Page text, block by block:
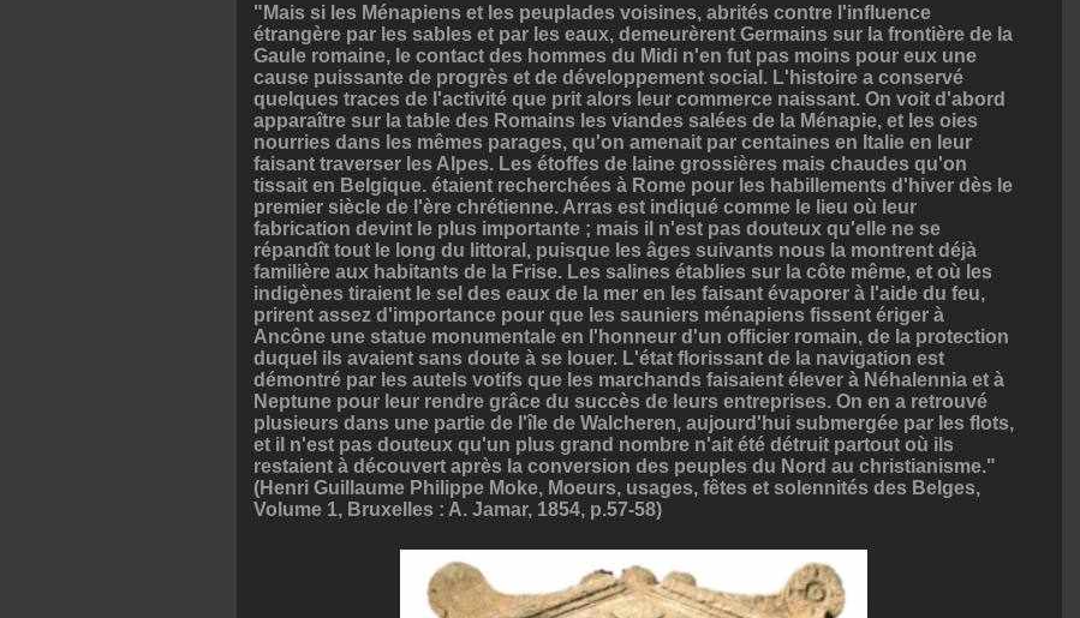
"Mais si les Ménapiens et les peuplades voisines, abrités contre l'influence
étrangère par les sables et par les eaux, demeurèrent Germains sur la frontière de la
Gaule romaine, le contact des hommes du Midi n'en fut pas moins pour eux une
cause puissante de progrès et de développement social. L'histoire a conservé
quelques traces de l'activité que prit alors leur commerce naissant. On voit d'abord
apparaître sur la table des Romains les viandes salées de la Ménapie, et les oies
nourries dans les mêmes parages, qu'on amenait par centaines en Italie en leur
faisant traverser les Alpes. Les étoffes de laine grossières mais chaudes qu'on
tissait en Belgique. étaient recherchées à Rome pour les habillements d'hiver dès le
premier siècle de l'ère chrétienne. Arras est indiqué comme le lieu où leur
fabrication devint le plus importante ; mais il n'est pas douteux qu'elle ne se
répandît tout le long du littoral, puisque les âges suivants nous la montrent déjà
familière aux habitants de la Frise. Les salines établies sur la côte même, et où les
indigènes tiraient le sel des eaux de la mer en les faisant évaporer à l'aide du feu,
prirent assez d'importance pour que les sauniers ménapiens fissent ériger à
Ancône une statue monumentale en l'honneur d'un officier romain, de la protection
duquel ils avaient sans doute à se louer. L'état florissant de la navigation est
démontré par les autels votifs que les marchands faisaient élever à Néhalennia et à
Neptune pour leur rendre grâce du succès de leurs entreprises. On en a retrouvé
plusieurs dans une partie de l'île de Walcheren, aujourd'hui submergée par les flots,
et il n'est pas douteux qu'un plus grand nombre n'ait été détruit partout où ils
restaient à découvert après la conversion des peuples du Nord au christianisme."
(Henri Guillaume Philippe Moke, Moeurs, usages, fêtes et solennités des Belges,
Volume 1, Bruxelles : A. Jamar, 1854, p.57-58)